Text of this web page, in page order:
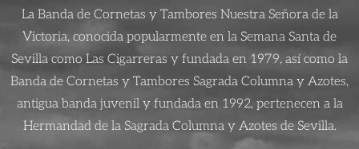
La Banda de Cornetas y Tambores Nuestra Señora de la
Victoria, conocida popularmente en la Semana Santa de
Sevilla como Las Cigarreras y fundada en 1979, así como la
Banda de Cornetas y Tambores Sagrada Columna y Azotes,
antigua banda juvenil y fundada en 1992, pertenecen a la
Hermandad de la Sagrada Columna y Azotes de Sevilla.